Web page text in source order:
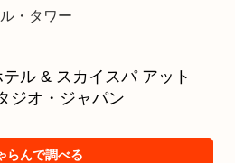
・タワー
ル & スカイスパ アット
ジオ・ジャパン
らんで調べる